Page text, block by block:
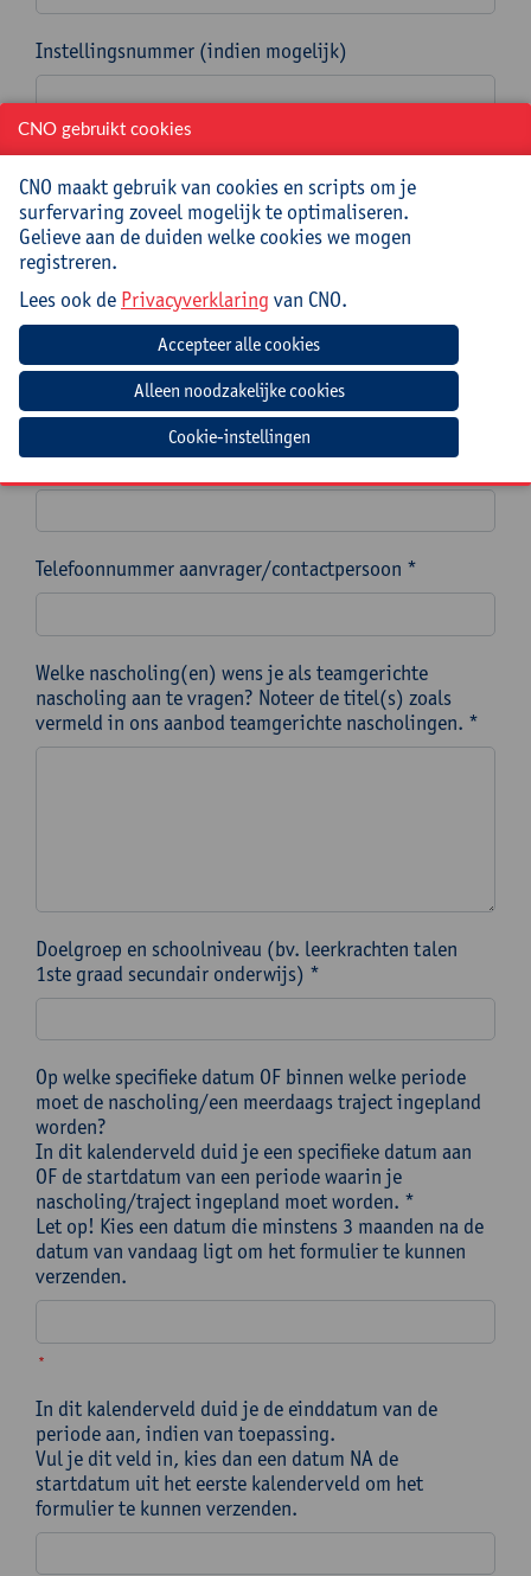
Instellingsnummer (indien mogelijk)
Straat en nummer *
Postcode en gemeente *
Naam en voornaam aanvrager/contactpersoon *
E-mailadres aanvrager/contactpersoon *
Telefoonnummer aanvrager/contactpersoon *
Welke nascholing(en) wens je als teamgerichte
nascholing aan te vragen? Noteer de titel(s) zoals
vermeld in ons aanbod teamgerichte nascholingen. *
Doelgroep en schoolniveau (bv. leerkrachten talen
1ste graad secundair onderwijs) *
Op welke specifieke datum OF binnen welke periode
moet de nascholing/een meerdaags traject ingepland
worden?
In dit kalenderveld duid je een specifieke datum aan
OF de startdatum van een periode waarin je
nascholing/traject ingepland moet worden. *
Let op! Kies een datum die minstens 3 maanden na de
datum van vandaag ligt om het formulier te kunnen
verzenden.
*
In dit kalenderveld duid je de einddatum van de
periode aan, indien van toepassing.
Vul je dit veld in, kies dan een datum NA de
startdatum uit het eerste kalenderveld om het
formulier te kunnen verzenden.
CNO gebruikt cookies
CNO maakt gebruik van cookies en scripts om je
surfervaring zoveel mogelijk te optimaliseren.
Gelieve aan de duiden welke cookies we mogen
registreren.
Lees ook de Privacyverklaring van CNO.
Cookie-instellingen